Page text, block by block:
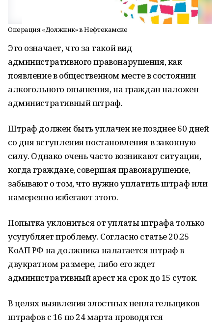
Операция «Должник» в Нефтекамске
Это означает, что за такой вид
административного правонарушения, как
появление в общественном месте в состоянии
алкогольного опьянения, на граждан наложен
административный штраф.
Штраф должен быть уплачен не позднее 60 дней
со дня вступления постановления в законную
силу. Однако очень часто возникают ситуации,
когда граждане, совершая правонарушение,
забывают о том, что нужно уплатить штраф или
намеренно избегают этого.
Попытка уклониться от уплаты штрафа только
усугубляет проблему. Согласно статье 20.25
КоАП РФ на должника налагается штраф в
двукратном размере, либо его ждет
административный арест на срок до 15 суток.
В целях выявления злостных неплательщиков
штрафов с 16 по 24 марта проводятся